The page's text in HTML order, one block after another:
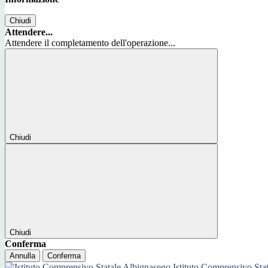
Chiudi
Attendere...
Attendere il completamento dell'operazione...
Chiudi
Chiudi
Conferma
Annulla Conferma